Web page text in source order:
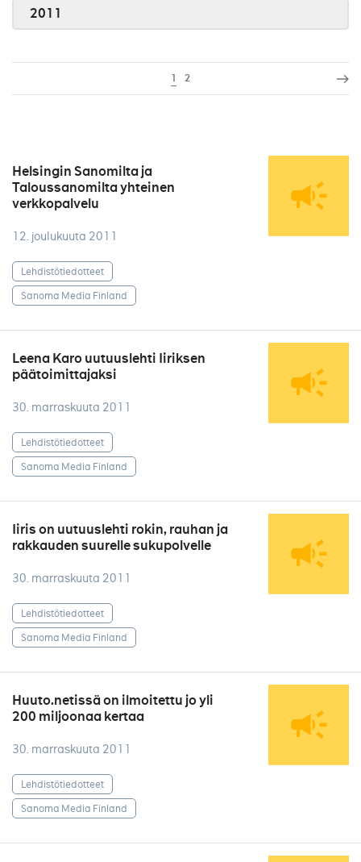
2011
1 2
Helsingin Sanomilta ja
Taloussanomilta yhteinen
verkkopalvelu
12. joulukuuta 2011
Lehdistötiedotteet
Sanoma Media Finland
Leena Karo uutuuslehti Iiriksen
päätoimittajaksi
30. marraskuuta 2011
Lehdistötiedotteet
Sanoma Media Finland
Iiris on uutuuslehti rokin, rauhan ja
rakkauden suurelle sukupolvelle
30. marraskuuta 2011
Lehdistötiedotteet
Sanoma Media Finland
Huuto.netissä on ilmoitettu jo yli
200 miljoonaa kertaa
30. marraskuuta 2011
Lehdistötiedotteet
Sanoma Media Finland